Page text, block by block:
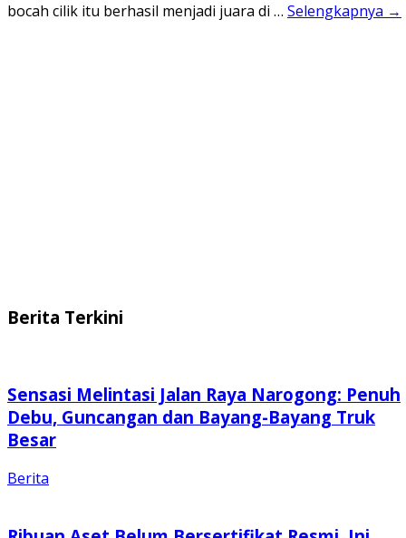
bocah cilik itu berhasil menjadi juara di … Selengkapnya →
Berita Terkini
Sensasi Melintasi Jalan Raya Narogong: Penuh
Debu, Guncangan dan Bayang-Bayang Truk
Besar
Berita